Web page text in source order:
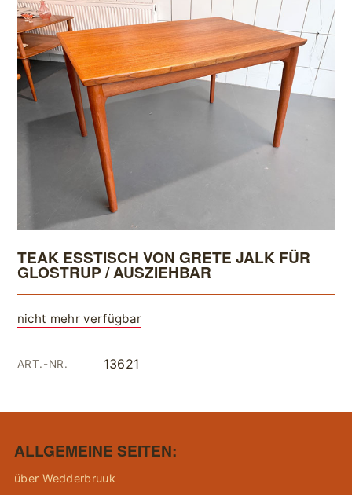
TEAK ESSTISCH VON GRETE JALK FÜR
GLOSTRUP / AUSZIEHBAR
nicht mehr verfügbar
ART.-NR. 13621
ALLGEMEINE SEITEN:
über Wedderbruuk